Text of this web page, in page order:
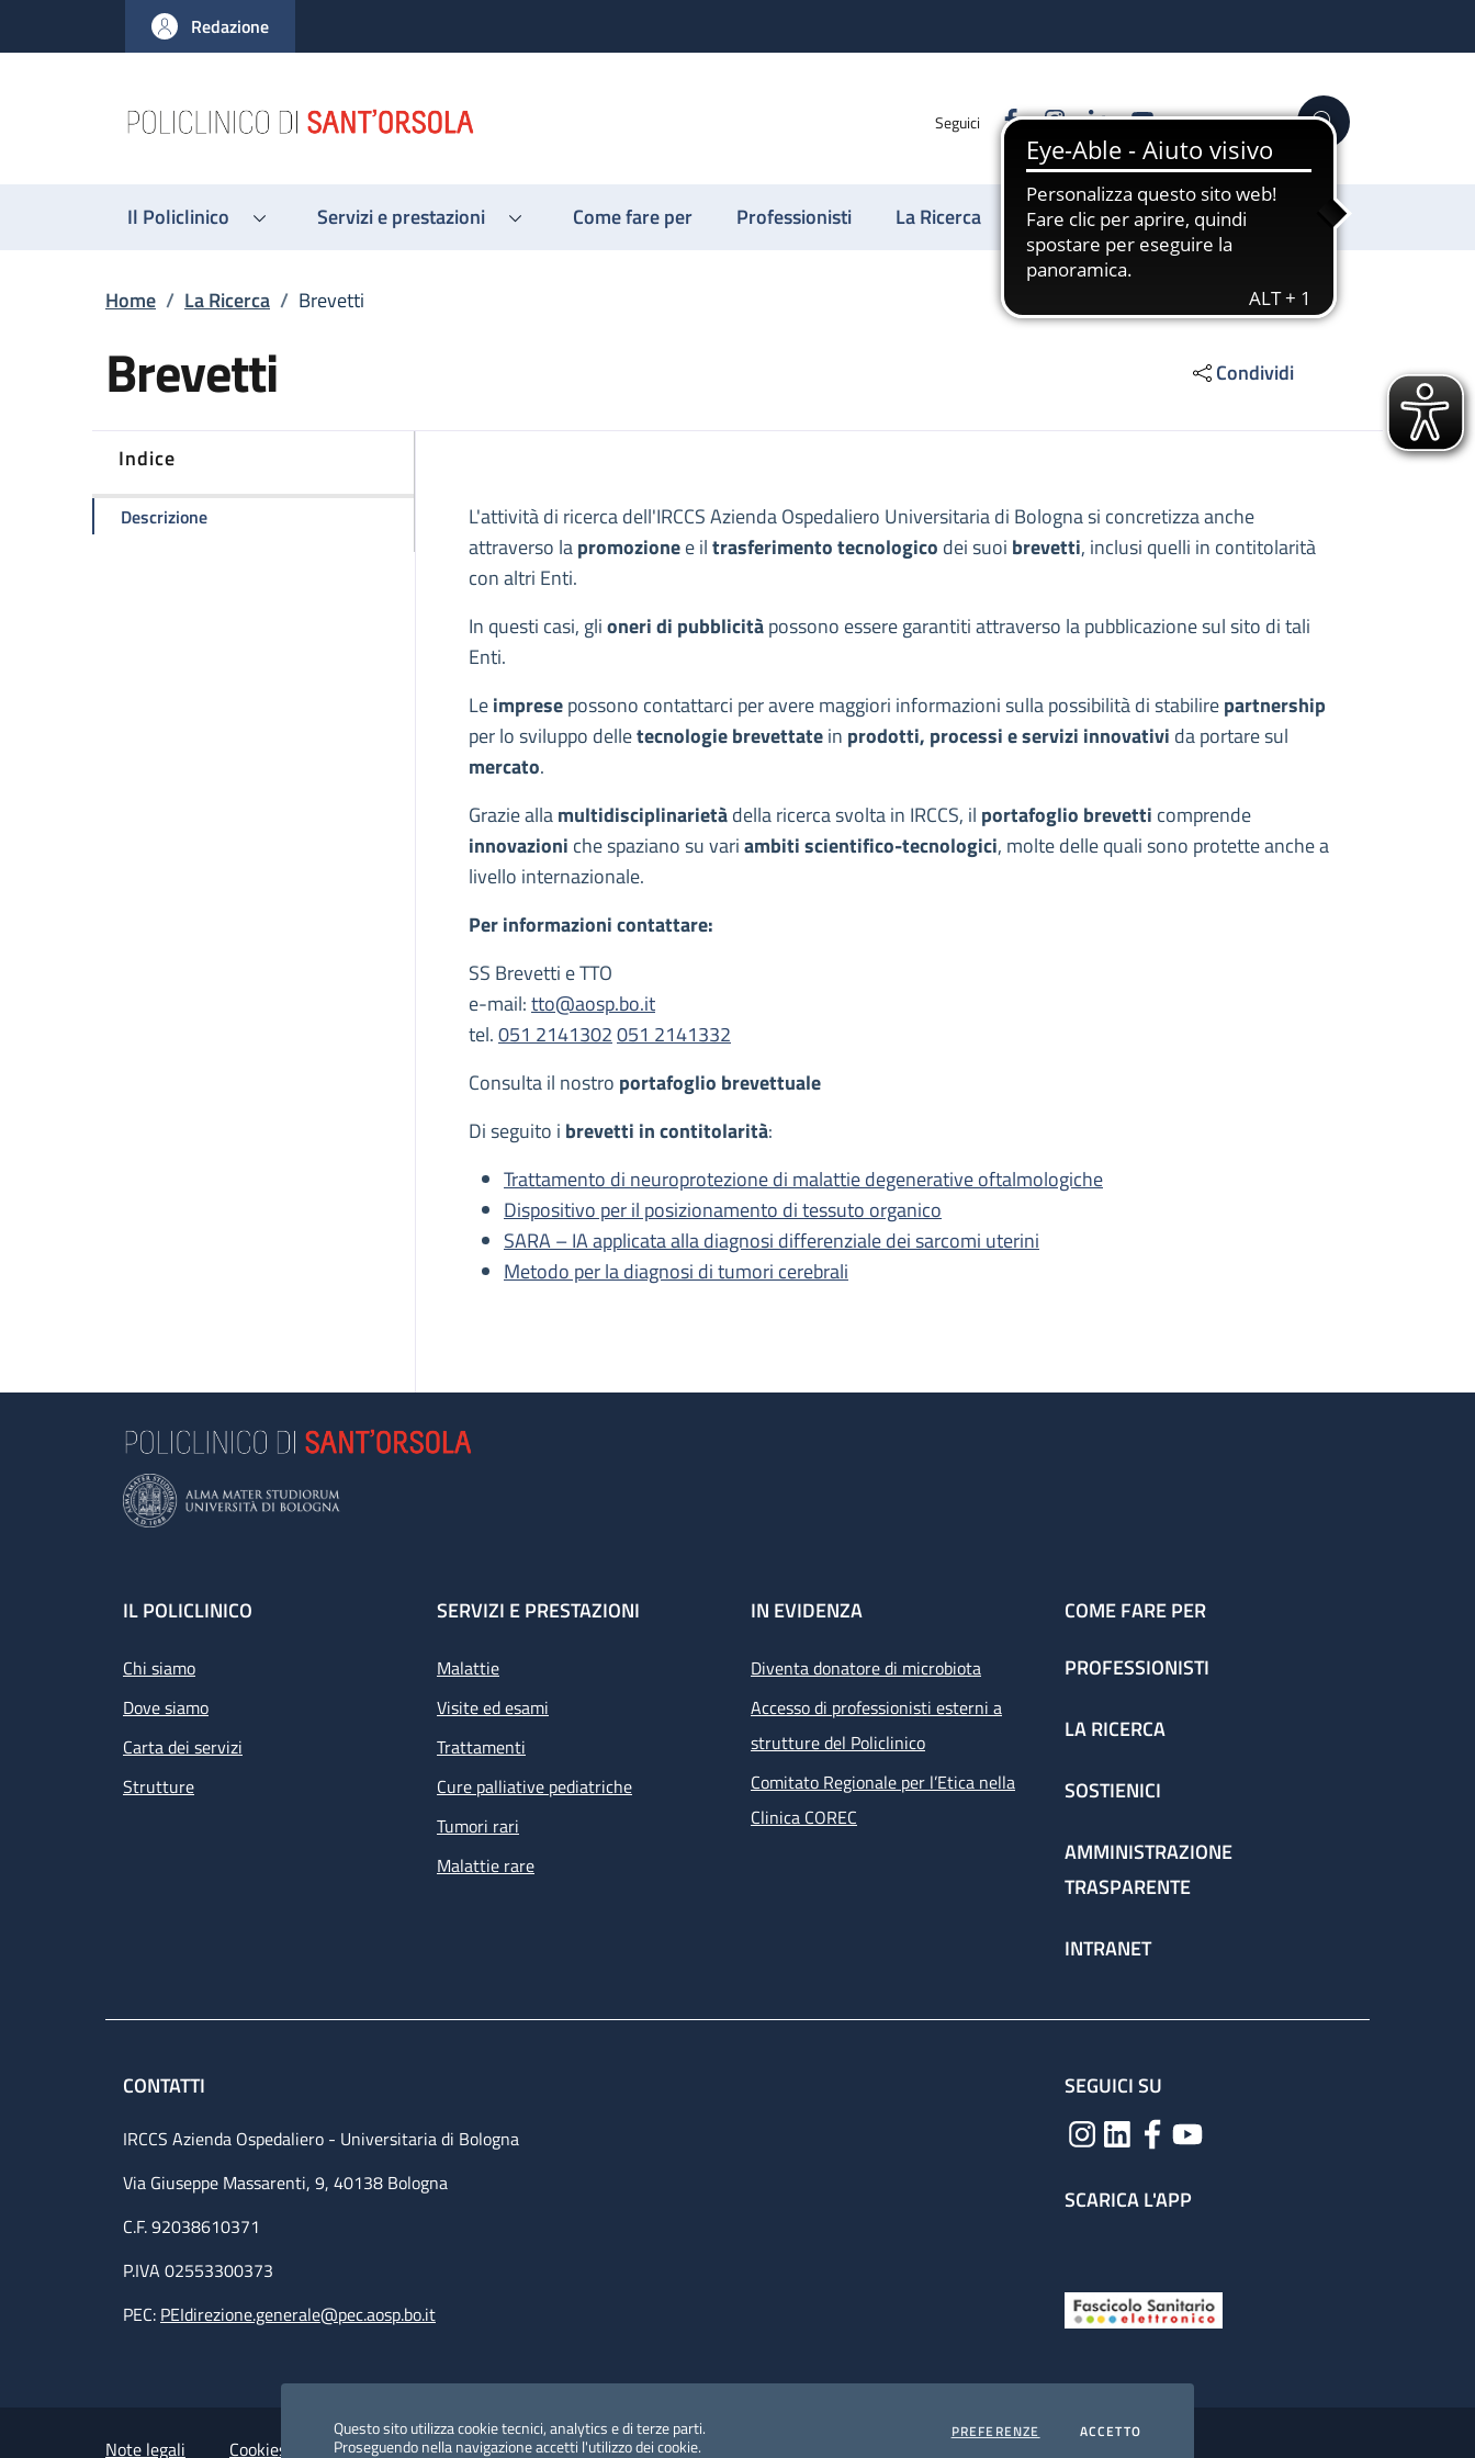
al contenuto principale
to footer content
Questo sito utilizza cookie tecnici, analytics e di terze parti.
Proseguendo nella navigazione accetti l'utilizzo dei cookie.
PREFERENZE COOKIESACCETTOI COOKIES
Redazione
Seguici FacebookInstagram
LinkedinYouTube Cerca
Il Policlinico Servizi e prestazioni Come fare per Professionisti La Ricerca Sostienici
Briciole di pane
Home / La Ricerca / Brevetti
Brevetti Condividi
Indice
Descrizionedella pagina Brevetti Descrizione
L'attività di ricerca dell'IRCCS Azienda Ospedaliero Universitaria di Bologna si concretizza anche
attraverso lapromozionee iltrasferimento tecnologico dei suoi brevetti, inclusi quelli in contitolarità
con altri Enti.
In questi casi, glioneri di pubblicitàpossono essere garantiti attraverso la pubblicazione sul sito di tali
Enti.
Leimpresepossono contattarci per avere maggiori informazioni sulla possibilità di stabilirepartnership
per lo sviluppo delletecnologie brevettatein prodotti, processi e servizi innovativi da portare sul
mercato.
Grazie allamultidisciplinarietàdella ricerca svolta in IRCCS, il portafoglio brevetti comprende
innovazioni che spaziano su variambiti scientifico-tecnologici, molte delle quali sono protette anche a
livello internazionale.
Per informazioni contattare:
SS Brevetti e TTO
e-mail:tto@aosp.bo.it
tel.051 2141302051 2141332
Consulta il nostro portafoglio brevettuale
Di seguito i brevetti in contitolarità:
Trattamento di neuroprotezione di malattie degenerative oftalmologiche
Dispositivo per il posizionamento di tessuto organico
SARA – IA applicata alla diagnosi differenziale dei sarcomi uterini
Metodo per la diagnosi di tumori cerebrali
Footer
IL POLICLINICO
Chi siamo
Dove siamo
Carta dei servizi
Strutture
SERVIZI E PRESTAZIONI
Malattie
Visite ed esami
Trattamenti
Cure palliative pediatriche
Tumori rari
Malattie rare
IN EVIDENZA
Diventa donatore di microbiota
Accesso di professionisti esterni a
strutture del Policlinico
Comitato Regionale per l’Etica nella
Clinica COREC
COME FARE PER
PROFESSIONISTI
LA RICERCA
SOSTIENICI
AMMINISTRAZIONE
TRASPARENTE
INTRANET
CONTATTI
IRCCS Azienda Ospedaliero - Universitaria di Bologna
Via Giuseppe Massarenti, 9, 40138 Bologna
C.F. 92038610371
P.IVA 02553300373
PEC: PEIdirezione.generale@pec.aosp.bo.it
SEGUICI SU
SCARICA L'APP
Small prints
Useful links section
Note legali Cookies Policy Policy privacy e protezione del dato personale